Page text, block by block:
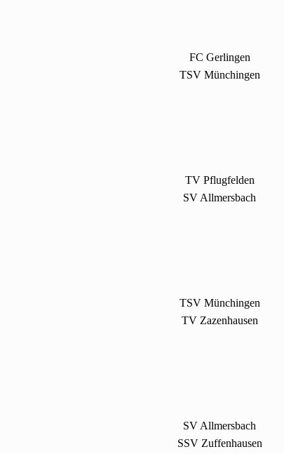
FC Gerlingen
TSV Münchingen
TV Pflugfelden
SV Allmersbach
TSV Münchingen
TV Zazenhausen
SV Allmersbach
SSV Zuffenhausen